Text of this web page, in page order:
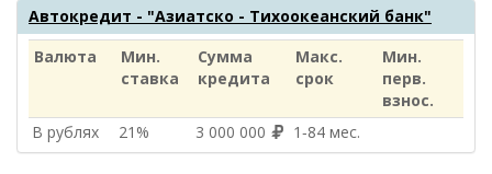
Автокредит - "Азиатско - Тихоокеанский банк"
Валюта
Мин.
ставка
Сумма
кредита
Макс.
срок
Мин.
перв.
взнос.
В рублях
21% 3 000 000 1‑84 мес.